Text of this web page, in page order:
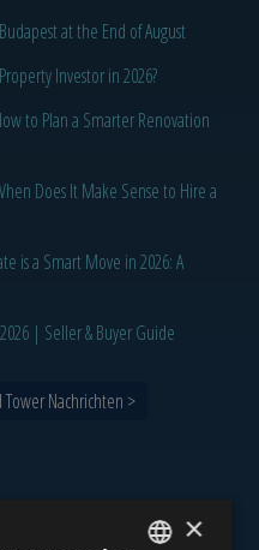
at the End of August
Investor in 2026?
to Plan a Smarter Renovation
Does It Make Sense to Hire a
is a Smart Move in 2026: A
| Seller & Buyer Guide
Nachrichten >
×